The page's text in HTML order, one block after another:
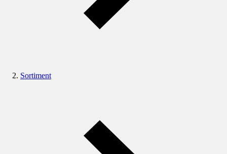
Sortiment